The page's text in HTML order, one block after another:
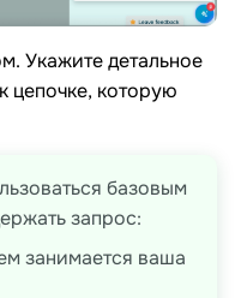
Укажите детальное
цепочке, которую
базовым
запрос:
занимается ваша